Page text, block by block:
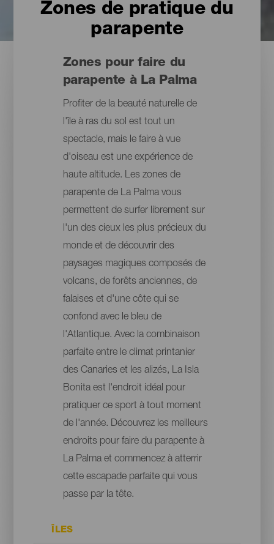
Zones de pratique du
parapente
Zones pour faire du
parapente à La Palma
Profiter de la beauté naturelle de
l'île à ras du sol est tout un
spectacle, mais le faire à vue
d'oiseau est une expérience de
haute altitude. Les zones de
parapente de La Palma vous
permettent de surfer librement sur
l'un des cieux les plus précieux du
monde et de découvrir des
paysages magiques composés de
volcans, de forêts anciennes, de
falaises et d'une côte qui se
confond avec le bleu de
l'Atlantique. Avec la combinaison
parfaite entre le climat printanier
des Canaries et les alizés, La Isla
Bonita est l'endroit idéal pour
pratiquer ce sport à tout moment
de l'année. Découvrez les meilleurs
endroits pour faire du parapente à
La Palma et commencez à atterrir
cette escapade parfaite qui vous
passe par la tête.
ÎLES